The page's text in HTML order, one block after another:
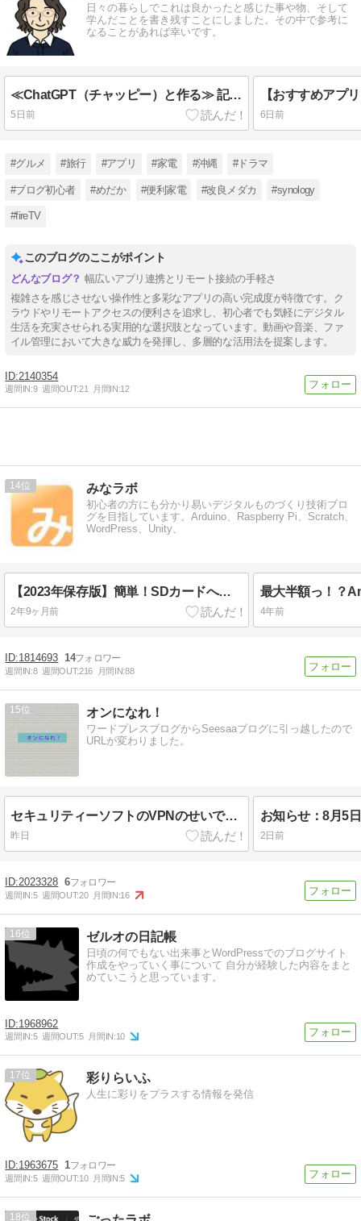
日々の暮らしでこれは良かったと感じた事や物、そして
学んだことを書き残すことにしました。その中で参考に
なることがあれば幸いです。
≪ChatGPT（チャッピー）と作る≫ 記事を書く前にやること｜ブログの土台づくり 📝ブログノート
5日前 6日前
#グルメ #旅行 #アプリ #家電 #沖縄 #ドラマ
#ブログ初心者 #めだか #便利家電 #改良メダカ #synology
#fireTV
このブログのここがポイント
幅広いアプリ連携とリモート接続の手軽さ
複雑さを感じさせない操作性と多彩なアプリの高い完成度が特徴です。ク
ラウドやリモートアクセスの便利さを追求し、初心者でも気軽にデジタル
生活を充実させられる実用的な選択肢となっています。動画や音楽、ファ
イル管理において大きな威力を発揮し、多層的な活用法を提案します。
2140354
週間IN:9 週間OUT:21 月間IN:12
14 みなラボ
初心者の方にも分かり易いデジタルものづくり技術ブロ
グを目指しています。Arduino、Raspberry Pi、Scratch、
WordPress、Unity、
【2023年保存版】簡単！SDカードへ保存した写真データを誤って削除してしまった時に自力で復元する方法（※しかも2GBまでは無料！）
2年9ヶ月前 4年前
1814693 14
週間IN:8 週間OUT:216 月間IN:88
15 オンになれ！
ワードプレスブログからSeesaaブログに引っ越したので
URLが変わりました。
セキュリティーソフトのVPNのせいでワードプレス管理画面にアクセスできないという盲点
昨日 2日前
2023328 6
週間IN:5 週間OUT:20 月間IN:16
16 ゼルオの日記帳
日頃の何でもない出来事とWordPressでのブログサイト
作成をやっていく事について 自分が経験した内容をまと
めていこうと思っています。
1968962
週間IN:5 週間OUT:5 月間IN:10
17 彩りらいふ
人生に彩りをプラスする情報を発信
1963675 1
週間IN:5 週間OUT:10 月間IN:5
18